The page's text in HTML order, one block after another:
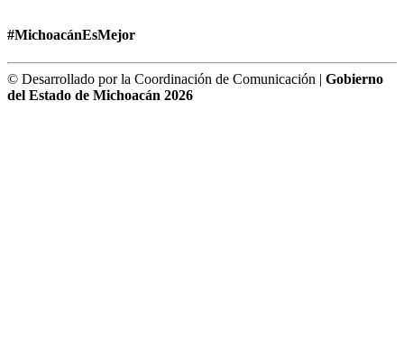
#MichoacánEsMejor
© Desarrollado por la Coordinación de Comunicación | Gobierno
del Estado de Michoacán 2026